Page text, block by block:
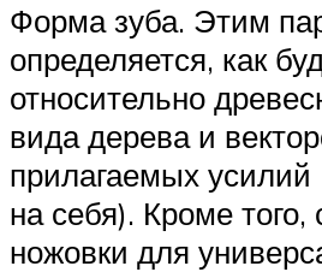
Форма зуба. Этим
определяется, как
относительно
вида дерева и
прилагаемых усилий
на себя). Кроме
ножовки для